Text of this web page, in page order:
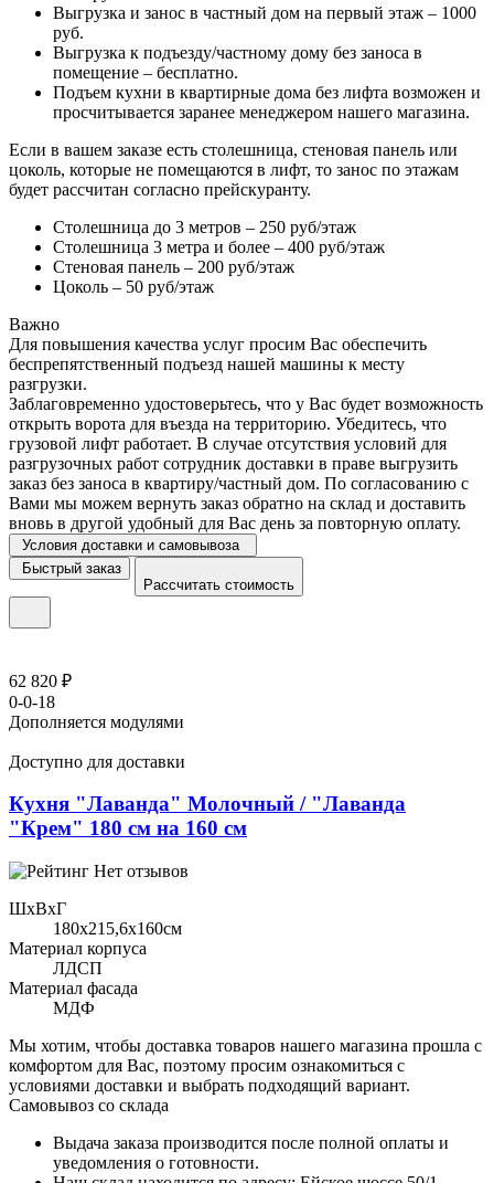
Выгрузка и занос в частный дом на первый этаж – 1000
руб.
Выгрузка к подъезду/частному дому без заноса в
помещение – бесплатно.
Подъем кухни в квартирные дома без лифта возможен и
просчитывается заранее менеджером нашего магазина.
Если в вашем заказе есть столешница, стеновая панель или
цоколь, которые не помещаются в лифт, то занос по этажам
будет рассчитан согласно прейскуранту.
Столешница до 3 метров – 250 руб/этаж
Столешница 3 метра и более – 400 руб/этаж
Стеновая панель – 200 руб/этаж
Цоколь – 50 руб/этаж
Важно
Для повышения качества услуг просим Вас обеспечить
беспрепятственный подъезд нашей машины к месту
разгрузки.
Заблаговременно удостоверьтесь, что у Вас будет возможность
открыть ворота для въезда на территорию. Убедитесь, что
грузовой лифт работает. В случае отсутствия условий для
разгрузочных работ сотрудник доставки в праве выгрузить
заказ без заноса в квартиру/частный дом. По согласованию с
Вами мы можем вернуть заказ обратно на склад и доставить
вновь в другой удобный для Вас день за повторную оплату.
Условия доставки и самовывоза
Быстрый заказ
Рассчитать стоимость
62 820 ₽
0-0-18
Дополняется модулями
Доступно для доставки
Кухня "Лаванда" Молочный / "Лаванда
"Крем" 180 см на 160 см
Нет отзывов
ШхВхГ
180x215,6х160см
Материал корпуса
ЛДСП
Материал фасада
МДФ
Мы хотим, чтобы доставка товаров нашего магазина прошла с
комфортом для Вас, поэтому просим ознакомиться с
условиями доставки и выбрать подходящий вариант.
Самовывоз со склада
Выдача заказа производится после полной оплаты и
уведомления о готовности.